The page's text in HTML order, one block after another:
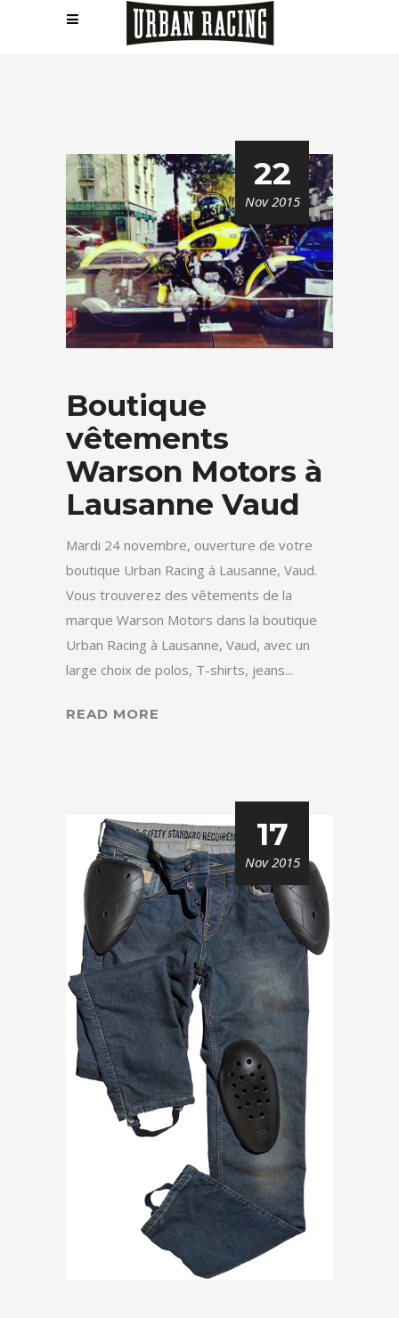
22
Nov 2015
Boutique
vêtements
Warson Motors à
Lausanne Vaud
Mardi 24 novembre, ouverture de votre
boutique Urban Racing à Lausanne, Vaud.
Vous trouverez des vêtements de la
marque Warson Motors dans la boutique
Urban Racing à Lausanne, Vaud, avec un
large choix de polos, T-shirts, jeans...
READ MORE
17
Nov 2015